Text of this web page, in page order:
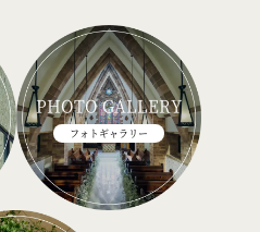
PHOTO GALLERY
フォトギャラリー